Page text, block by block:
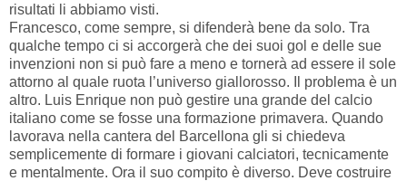
risultati li abbiamo visti.
Francesco, come sempre, si difenderà bene da solo. Tra
qualche tempo ci si accorgerà che dei suoi gol e delle sue
invenzioni non si può fare a meno e tornerà ad essere il sole
attorno al quale ruota l’universo giallorosso. Il problema è un
altro. Luis Enrique non può gestire una grande del calcio
italiano come se fosse una formazione primavera. Quando
lavorava nella cantera del Barcellona gli si chiedeva
semplicemente di formare i giovani calciatori, tecnicamente
e mentalmente. Ora il suo compito è diverso. Deve costruire